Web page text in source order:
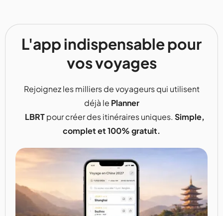
L'app indispensable pour
vos voyages
Rejoignez les milliers de voyageurs qui utilisent
déjà le Planner
LBRTpour créer des itinéraires uniques. Simple,
complet et 100% gratuit.